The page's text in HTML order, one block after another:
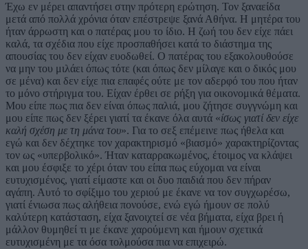
Έχω εν μέρει απαντήσει στην πρότερη ερώτηση. Τον ξαναείδα
μετά από πολλά χρόνια όταν επέστρεψε ξανά Αθήνα. Η μητέρα του
ήταν άρρωστη και ο πατέρας μου το ίδιο. Η ζωή του δεν είχε πάει
καλά, τα σχέδια που είχε προσπαθήσει κατά το διάστημα της
απουσίας του δεν είχαν ευοδωθεί. Ο πατέρας του εξακολουθούσε
να μην του μιλάει όπως τότε (και όπως δεν μίλαγε και ο δικός μου
σε μένα) και δεν είχε πια επαφές ούτε με τον αδερφό του που ήταν
το μόνο στήριγμα του. Είχαν έρθει σε ρήξη για οικονομικά θέματα.
Μου είπε πως πια δεν είναι όπως παλιά, μου ζήτησε συγγνώμη και
μου είπε πως δεν ξέρει γιατί τα έκανε όλα αυτά «ίσως γιατί δεν είχε
καλή σχέση με τη μάνα του». Για το σεξ επέμεινε πως ήθελα και
εγώ και δεν δέχτηκε τον χαρακτηρισμό «βιασμό» χαρακτηρίζοντας
τον ως «υπερβολικό».Ήταν καταρρακωμένος, έτοιμος να κλάψει
και μου έσφιξε το χέρι όταν του είπα πως εύχομαι να είναι
ευτυχισμένος, γιατί είμαστε και οι δυο παιδιά που δεν πήραν
αγάπη. Αυτό το σφίξιμο του χεριού με έκανε να τον συγχωρέσω,
γιατί ένιωσα πως αλήθεια πονούσε, ενώ εγώ ήμουν σε πολύ
καλύτερη κατάσταση, είχα ξανοιχτεί σε νέα βήματα, είχα βρει ή
μάλλον θυμηθεί τι με έκανε χαρούμενη και ήμουν σχετικά
ευτυχισμένη με τα όσα τολμούσα πια να επιχειρώ.